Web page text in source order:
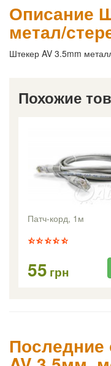
Описание
метал/
Штекер AV 3.5mm
Похожие
Патч-корд, 1м
55 грн